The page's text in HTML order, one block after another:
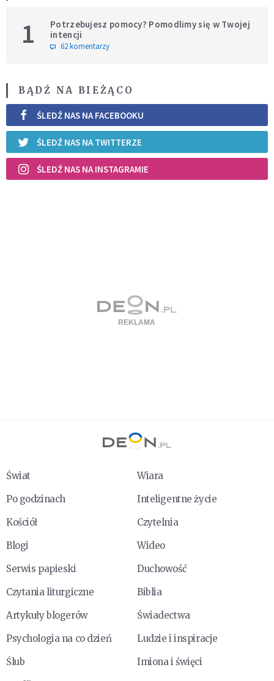
1
Potrzebujesz pomocy? Pomodlimy się w Twojej
intencji
62 komentarzy
BĄDŹ NA BIEŻĄCO
ŚLEDŹ NAS NA FACEBOOKU
ŚLEDŹ NAS NA TWITTERZE
ŚLEDŹ NAS NA INSTAGRAMIE
Świat
Wiara
Po godzinach
Inteligentne życie
Kościół
Czytelnia
Blogi
Wideo
Serwis papieski
Duchowość
Czytania liturgiczne
Biblia
Artykuły blogerów
Świadectwa
Psychologia na co dzień
Ludzie i inspiracje
Ślub
Imiona i święci